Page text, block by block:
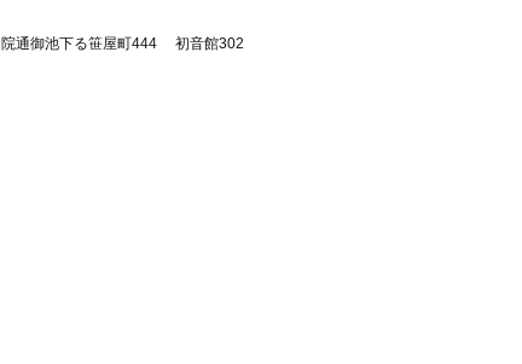
院通御池下る笹屋町444 初音館302